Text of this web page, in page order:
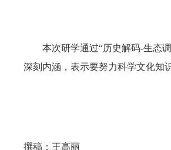
本次研学通过“历史解码-生态
深刻内涵，表示要努力科学文化知
撰稿：王高丽